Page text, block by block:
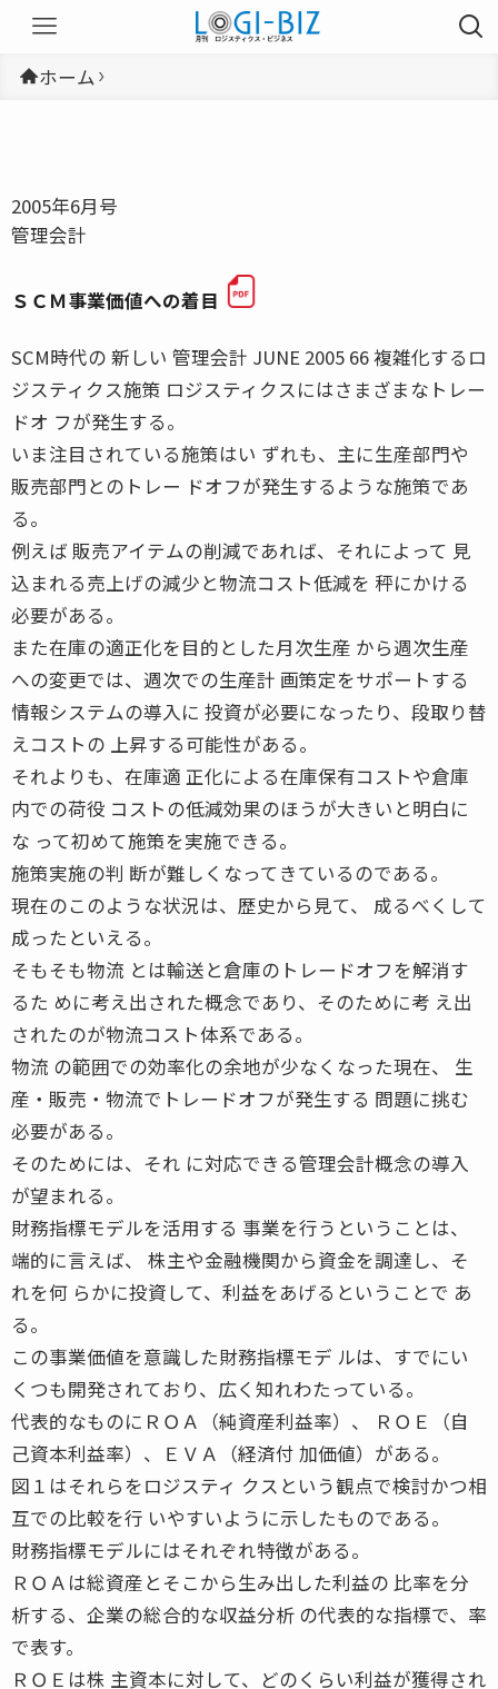
ホーム
2005年6月号
管理会計
ＳＣＭ事業価値への着目
SCM時代の 新しい 管理会計 JUNE 2005 66 複雑化するロ
ジスティクス施策 ロジスティクスにはさまざまなトレー
ドオ フが発生する。
いま注目されている施策はい ずれも、主に生産部門や
販売部門とのトレー ドオフが発生するような施策であ
る。
例えば 販売アイテムの削減であれば、それによって 見
込まれる売上げの減少と物流コスト低減を 秤にかける
必要がある。
また在庫の適正化を目的とした月次生産 から週次生産
への変更では、週次での生産計 画策定をサポートする
情報システムの導入に 投資が必要になったり、段取り替
えコストの 上昇する可能性がある。
それよりも、在庫適 正化による在庫保有コストや倉庫
内での荷役 コストの低減効果のほうが大きいと明白に
な って初めて施策を実施できる。
施策実施の判 断が難しくなってきているのである。
現在のこのような状況は、歴史から見て、 成るべくして
成ったといえる。
そもそも物流 とは輸送と倉庫のトレードオフを解消す
るた めに考え出された概念であり、そのために考 え出
されたのが物流コスト体系である。
物流 の範囲での効率化の余地が少なくなった現在、 生
産・販売・物流でトレードオフが発生する 問題に挑む
必要がある。
そのためには、それ に対応できる管理会計概念の導入
が望まれる。
財務指標モデルを活用する 事業を行うということは、
端的に言えば、 株主や金融機関から資金を調達し、そ
れを何 らかに投資して、利益をあげるということで あ
る。
この事業価値を意識した財務指標モデ ルは、すでにい
くつも開発されており、広く知れわたっている。
代表的なものにＲＯＡ（純資産利益率）、 ＲＯＥ（自
己資本利益率）、ＥＶＡ（経済付 加価値）がある。
図１はそれらをロジスティ クスという観点で検討かつ相
互での比較を行 いやすいように示したものである。
財務指標モデルにはそれぞれ特徴がある。
ＲＯＡは総資産とそこから生み出した利益の 比率を分
析する、企業の総合的な収益分析 の代表的な指標で、率
で表す。
ＲＯＥは株 主資本に対して、どのくらい利益が獲得され